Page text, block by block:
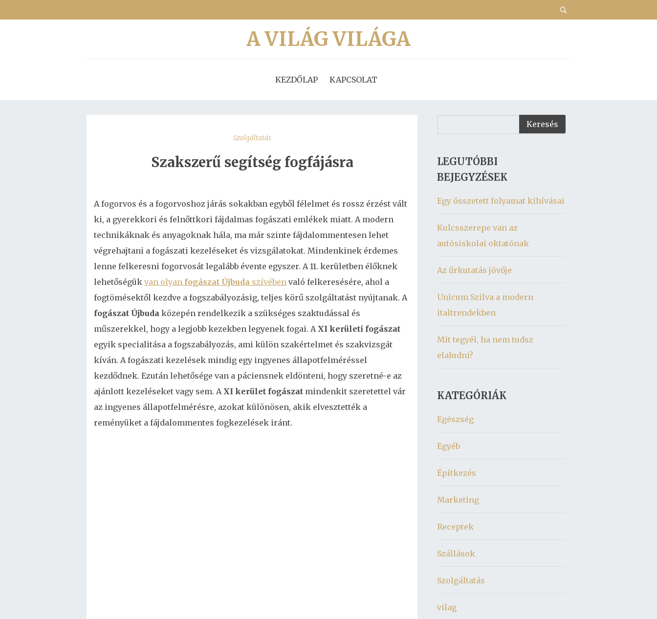
A VILÁG VILÁGA
KEZDŐLAP KAPCSOLAT
Szolgáltatás
Szakszerű segítség fogfájásra
A fogorvos és a fogorvoshoz járás sokakban egyből félelmet és rossz érzést vált
ki, a gyerekkori és felnőttkori fájdalmas fogászati emlékek miatt. A modern
technikáknak és anyagoknak hála, ma már szinte fájdalommentesen lehet
végrehajtani a fogászati kezeléseket és vizsgálatokat. Mindenkinek érdemes
lenne felkeresni fogorvosát legalább évente egyszer. A 11. kerületben élőknek
lehetőségük van olyan fogászat Újbuda szívében való felkeresésére, ahol a
fogtömésektől kezdve a fogszabályozásig, teljes körű szolgáltatást nyújtanak. A
fogászat Újbuda közepén rendelkezik a szükséges szaktudással és
műszerekkel, hogy a legjobb kezekben legyenek fogai. A XI kerületi fogászat
egyik specialitása a fogszabályozás, ami külön szakértelmet és szakvizsgát
kíván. A fogászati kezelések mindig egy ingyenes állapotfelméréssel
kezdődnek. Ezután lehetősége van a páciensnek eldönteni, hogy szeretné-e az
ajánlott kezeléseket vagy sem. A XI kerület fogászat mindenkit szeretettel vár
az ingyenes állapotfelmérésre, azokat különösen, akik elvesztették a
reményüket a fájdalommentes fogkezelések iránt.
LEGUTÓBBI
BEJEGYZÉSEK
Egy összetett folyamat kihívásai
Kulcsszerepe van az
autósiskolai oktatónak
Az űrkutatás jövője
Unicum Szilva a modern
italtrendekben
Mit tegyél, ha nem tudsz
elaludni?
KATEGÓRIÁK
Egészség
Egyéb
Építkezés
Marketing
Receptek
Szállások
Szolgáltatás
vilag